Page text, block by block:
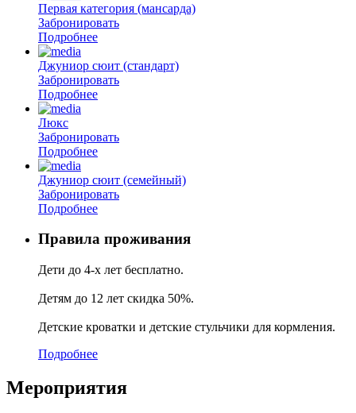
Первая категория (мансарда)
Забронировать
Подробнее
Джуниор сюит (стандарт)
Забронировать
Подробнее
Люкс
Забронировать
Подробнее
Джуниор сюит (семейный)
Забронировать
Подробнее
Правила проживания
Дети до 4-х лет бесплатно.
Детям до 12 лет скидка 50%.
Детские кроватки и детские стульчики для кормления.
Подробнее
Мероприятия